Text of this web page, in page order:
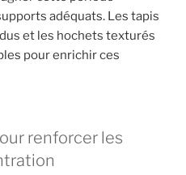
adéquats. Les tapis
et les hochets texturés
pour enrichir ces
renforcer les